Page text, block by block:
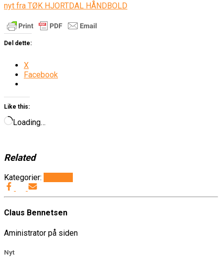
nyt fra TØK HJORTDAL HÅNDBOLD
Del dette:
X
Facebook
Like this:
Loading…
Related
Kategorier:
Claus Bennetsen
Aministrator på siden
Nyt